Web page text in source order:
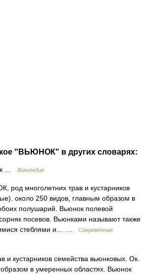
"ВЬЮНОК" в других словарях:
… Википедия
многолетних трав и кустарников
около 250 видов, главным образом в
полушарий. Вьюнок полевой
посевов. Вьюнками называют также
стеблями и… …
Современная
и кустарников семейства вьюнковых. Ок.
в умеренных областях. Вьюнок